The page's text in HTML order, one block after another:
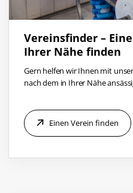
Vereinsfinder –
Ihrer Nähe finden
Gern helfen wir Ihnen mit
nach dem in Ihrer Nähe
Einen Verein finden